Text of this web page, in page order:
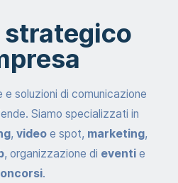
strategico
soluzioni di comunicazione
Siamo specializzati in
, video e spot, marketing,
, organizzazione di eventi e
.